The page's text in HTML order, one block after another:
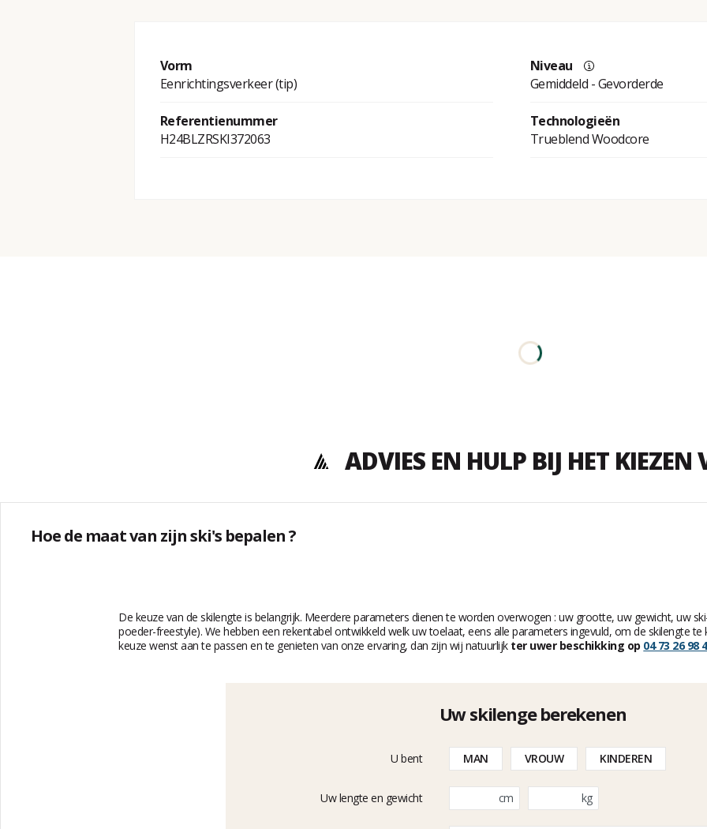
Vorm
Eenrichtingsverkeer (tip)
Niveau
Gemiddeld - Gevorderde
Referentienummer
H24BLZRSKI372063
Technologieën
Trueblend Woodcore
ADVIES EN HULP BIJ HET KIEZEN
Hoe de maat van zijn ski's bepalen ?
De keuze van de skilengte is belangrijk. Meerdere parameters dienen te worden overwogen : uw grootte, uw gewicht, uw
poeder-freestyle). We hebben een rekentabel ontwikkeld welk uw toelaat, eens alle parameters ingevuld, om de skilengte
keuze wenst aan te passen en te genieten van onze ervaring, dan zijn wij natuurlijk ter uwer beschikking op 04 73 26 98
Uw skilenge berekenen
U bent MAN VROUW KINDEREN
Uw lengte en gewicht cm kg